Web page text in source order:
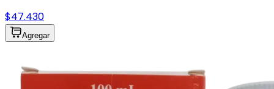
$47.430
Agregar